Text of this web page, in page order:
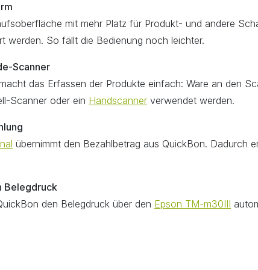
mit mehr Platz für Produkt- und andere
werden. So fällt die Bedienung noch leichter.
Scanner
das Erfassen der Produkte einfach: Ware an den
Scanner oder ein Handscanner verwendet werden.
übernimmt den Bezahlbetrag aus QuickBon. Dadurch
Belegdruck
den Belegdruck über den Epson TM-m30III